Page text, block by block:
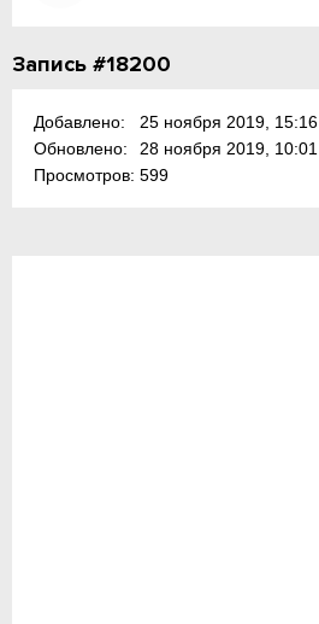
Запись #18200
Добавлено:
25 ноября 2019, 15:16
Обновлено:
28 ноября 2019, 10:01
Просмотров: 599